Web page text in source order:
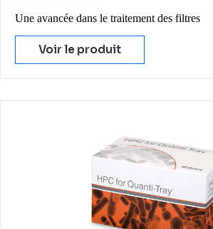
Une avancée dans le traitement des filtres
Voir le produit